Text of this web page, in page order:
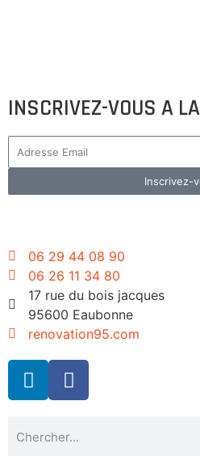
INSCRIVEZ-VOUS A
Inscrivez-
06 29 44 08 90
06 26 11 34 80
17 rue du bois jacques
95600 Eaubonne
renovation95.com